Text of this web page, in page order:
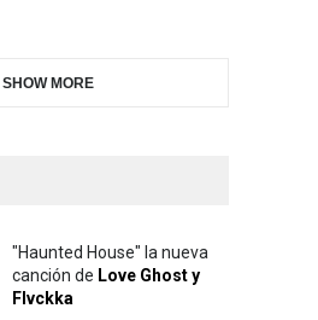
SHOW MORE
"Haunted House" la nueva
canción de Love Ghost y
Flvckka